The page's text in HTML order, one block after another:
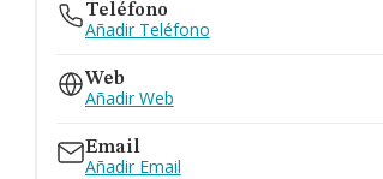
Teléfono
Añadir Teléfono
Web
Añadir Web
Email
Añadir Email